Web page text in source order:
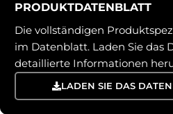
PRODUKTDATENBLATT
Die vollständigen
im Datenblatt. Laden Sie das
detaillierte Informationen
LADEN SIE DAS